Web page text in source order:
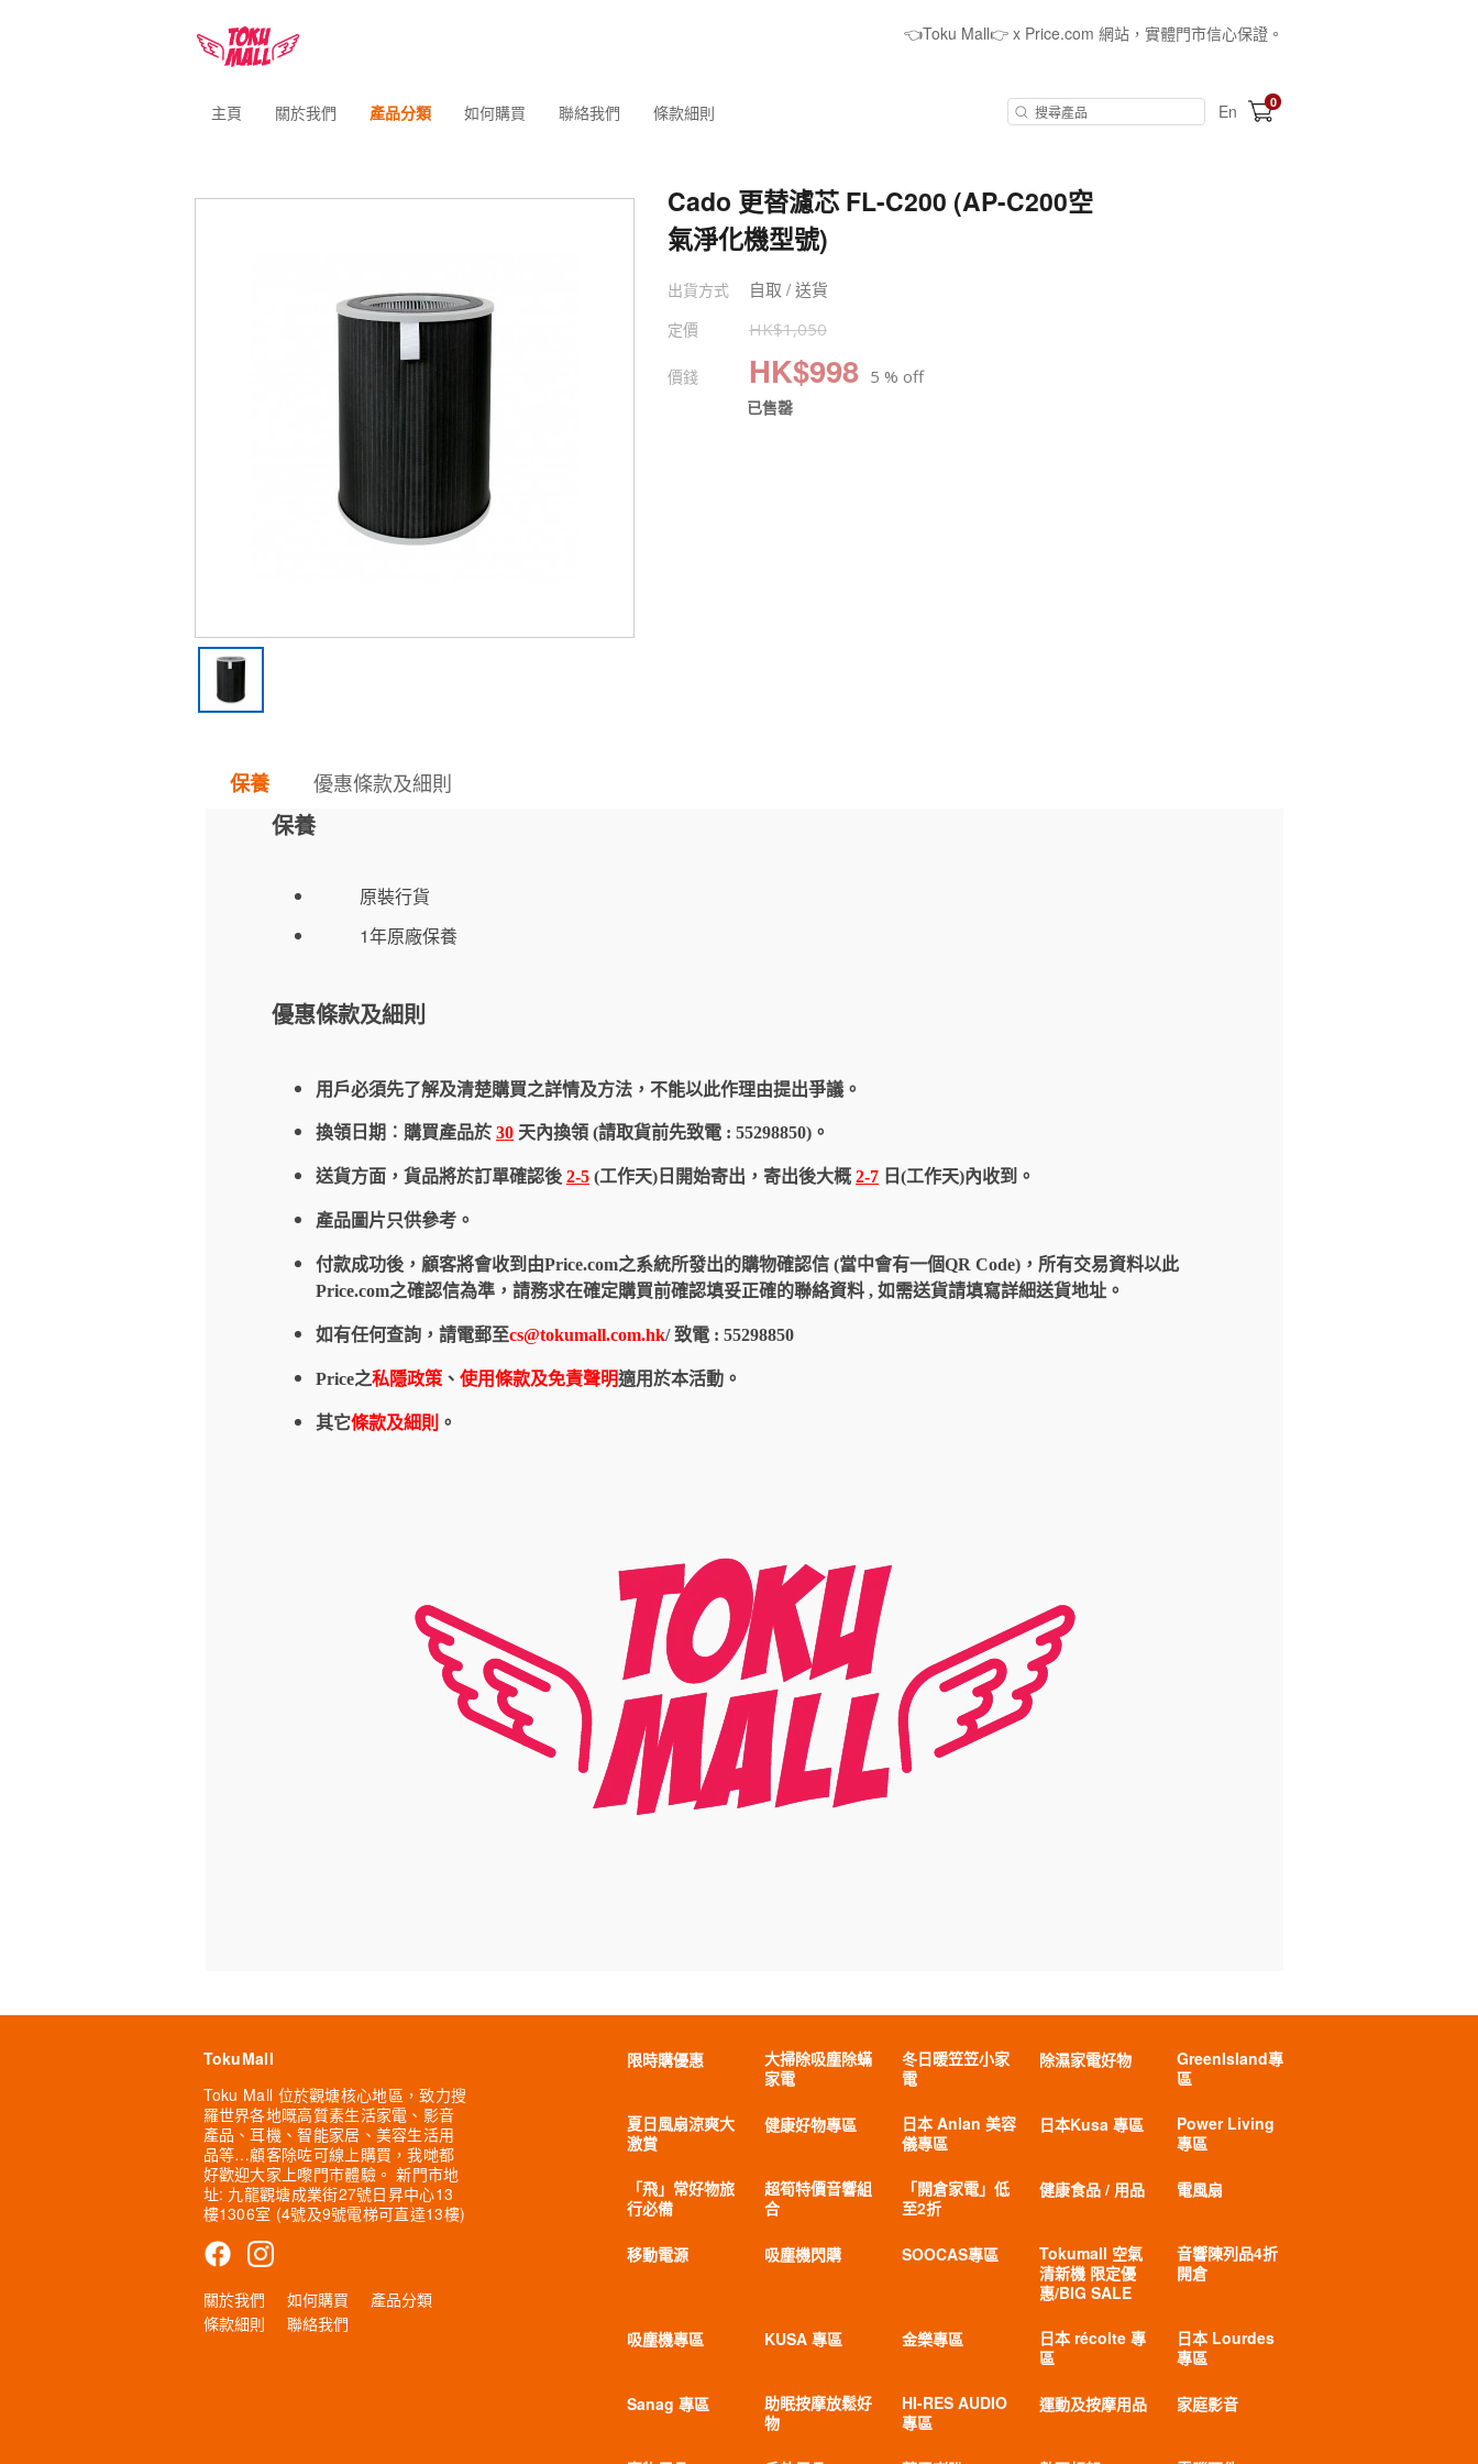
👈Toku Mall👉 x Price.com 網站，實體門市信心保證。
主頁 關於我們 產品分類 如何購買 聯絡我們 條款細則 En 0
Cado 更替濾芯 FL-C200 (AP-C200空
氣淨化機型號)
出貨方式 自取 / 送貨
定價 HK$1,050
價錢 HK$998 5 % off
已售罄
保養 優惠條款及細則
保養
原裝行貨
1年原廠保養
優惠條款及細則
用戶必須先了解及清楚購買之詳情及方法，不能以此作理由提出爭議。
換領日期︰購買產品於 30 天內換領 (請取貨前先致電 : 55298850)。
送貨方面，貨品將於訂單確認後 2-5 (工作天)日開始寄出，寄出後大概 2-7 日(工作天)內收到。
產品圖片只供參考。
付款成功後，顧客將會收到由Price.com之系統所發出的購物確認信 (當中會有一個QR Code)，所有交易資料以此
Price.com之確認信為準，請務求在確定購買前確認填妥正確的聯絡資料 , 如需送貨請填寫詳細送貨地址。
如有任何查詢，請電郵至cs@tokumall.com.hk/ 致電 : 55298850
Price之私隱政策 、 使用條款及免責聲明適用於本活動。
其它條款及細則 。
TokuMall
Toku Mall 位於觀塘核心地區，致力搜
羅世界各地嘅高質素生活家電、影音
產品、耳機、智能家居、美容生活用
品等…顧客除咗可線上購買，我哋都
好歡迎大家上嚟門市體驗。 新門市地
址: 九龍觀塘成業街27號日昇中心13
樓1306室 (4號及9號電梯可直達13樓)
關於我們 如何購買
產品分類
條款細則
聯絡我們
限時購優惠
大掃除吸塵除蟎
家電
冬日暖笠笠小家
電
除濕家電好物
GreenIsland專
區
夏日風扇涼爽大
激賞
健康好物專區
日本 Anlan 美容
儀專區
日本Kusa 專區
Power Living
專區
「飛」常好物旅
行必備
超筍特價音響組
合
「開倉家電」低
至2折
健康食品 / 用品 電風扇
移動電源 吸塵機閃購 SOOCAS專區
Tokumall 空氣
清新機 限定優
惠/BIG SALE
音響陳列品4折
開倉
吸塵機專區 KUSA 專區 金樂專區
日本 récolte 專
區
日本 Lourdes
專區
Sanag 專區
助眠按摩放鬆好
物
HI-RES AUDIO
專區
運動及按摩用品 家庭影音